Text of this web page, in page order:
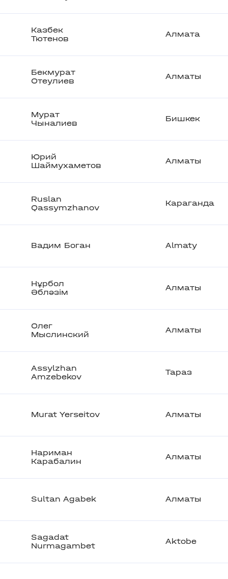
Казбек
Тютенов
Алмата
Бекмурат
Отеулиев
Алматы
Мурат
Чыналиев
Бишкек
Юрий
Шаймухаметов
Алматы
Ruslan
Qassymzhanov
Караганда
Вадим Боган Almaty
Нұрбол
Әбләзім
Алматы
Олег
Мыслинский
Алматы
Assylzhan
Amzebekov
Тараз
Murat Yerseitov Алматы
Нариман
Карабалин
Алматы
Sultan Agabek Алматы
Sagadat
Nurmagambet
Aktobe